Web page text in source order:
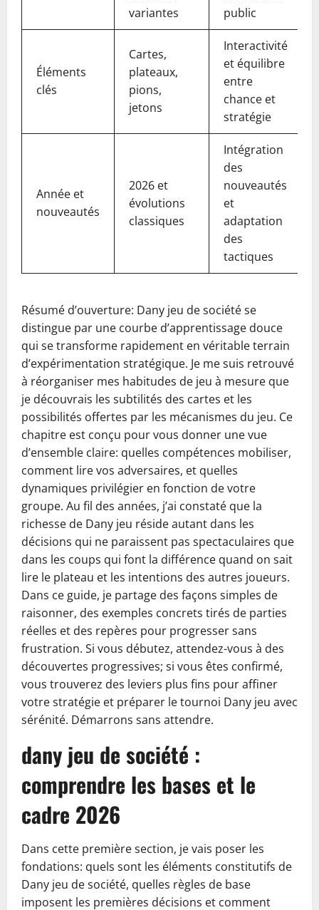
variantes
public
Éléments
clés
Cartes,
plateaux,
pions,
jetons
Interactivité
et équilibre
entre
chance et
stratégie
Année et
nouveautés
2026 et
évolutions
classiques
Intégration
des
nouveautés
et
adaptation
des
tactiques
Résumé d’ouverture: Dany jeu de société se
distingue par une courbe d’apprentissage douce
qui se transforme rapidement en véritable terrain
d’expérimentation stratégique. Je me suis retrouvé
à réorganiser mes habitudes de jeu à mesure que
je découvrais les subtilités des cartes et les
possibilités offertes par les mécanismes du jeu. Ce
chapitre est conçu pour vous donner une vue
d’ensemble claire: quelles compétences mobiliser,
comment lire vos adversaires, et quelles
dynamiques privilégier en fonction de votre
groupe. Au fil des années, j’ai constaté que la
richesse de Dany jeu réside autant dans les
décisions qui ne paraissent pas spectaculaires que
dans les coups qui font la différence quand on sait
lire le plateau et les intentions des autres joueurs.
Dans ce guide, je partage des façons simples de
raisonner, des exemples concrets tirés de parties
réelles et des repères pour progresser sans
frustration. Si vous débutez, attendez-vous à des
découvertes progressives; si vous êtes confirmé,
vous trouverez des leviers plus fins pour affiner
votre stratégie et préparer le tournoi Dany jeu avec
sérénité. Démarrons sans attendre.
dany jeu de société :
comprendre les bases et le
cadre 2026
Dans cette première section, je vais poser les
fondations: quels sont les éléments constitutifs de
Dany jeu de société, quelles règles de base
imposent les premières décisions et comment